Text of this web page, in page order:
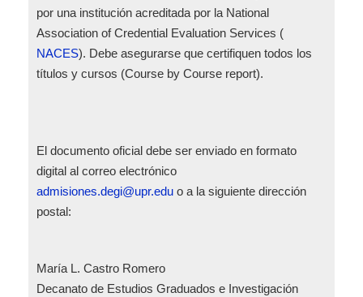
por una institución acreditada por la National
Association of Credential Evaluation Services (
NACES). Debe asegurarse que certifiquen todos los
títulos y cursos (Course by Course report).
El documento oficial debe ser enviado en formato
digital al correo electrónico
admisiones.degi@upr.edu o a la siguiente dirección
postal:
María L. Castro Romero
Decanato de Estudios Graduados e Investigación